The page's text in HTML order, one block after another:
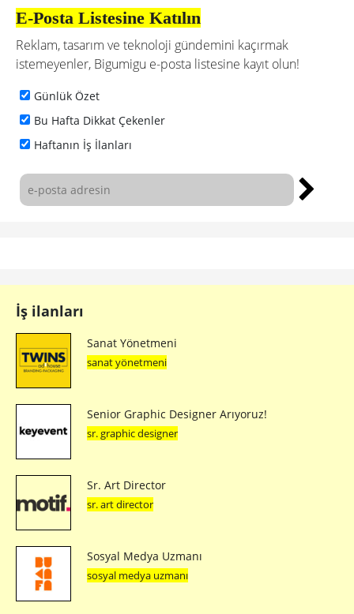
E-Posta Listesine Katılın
Reklam, tasarım ve teknoloji gündemini kaçırmak
istemeyenler, Bigumigu e-posta listesine kayıt olun!
Günlük Özet
Bu Hafta Dikkat Çekenler
Haftanın İş İlanları
İş ilanları
Sanat Yönetmeni
sanat yönetmeni
Senior Graphic Designer Arıyoruz!
sr. graphic designer
Sr. Art Director
sr. art director
Sosyal Medya Uzmanı
sosyal medya uzmanı